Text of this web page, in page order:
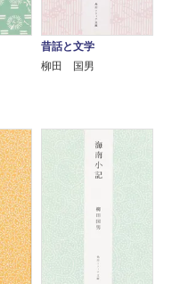
昔話と文学
柳田 国男